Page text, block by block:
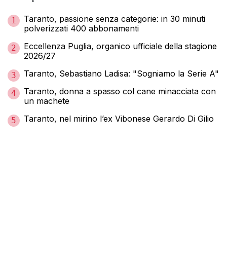
1
Taranto, passione senza categorie: in 30 minuti
polverizzati 400 abbonamenti
2
Eccellenza Puglia, organico ufficiale della stagione
2026/27
3 Taranto, Sebastiano Ladisa: "Sogniamo la Serie A"
4
Taranto, donna a spasso col cane minacciata con
un machete
5 Taranto, nel mirino l’ex Vibonese Gerardo Di Gilio